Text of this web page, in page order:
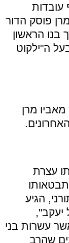
עובדות
פוסק הדור
בנו הראשון
ה"ילקוט
מרן
עצרת
הגיע
יעקב",
עשרות בני
שהרב